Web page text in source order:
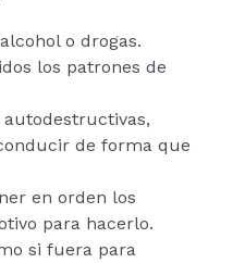
o drogas.
los patrones de
autodestructivas,
de forma que
en orden los
para hacerlo.
si fuera para